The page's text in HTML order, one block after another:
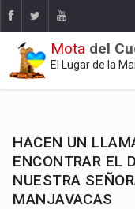
Mota del
El Lugar de la
HACEN UN
ENCONTRAR EL
NUESTRA
MANJAVACAS